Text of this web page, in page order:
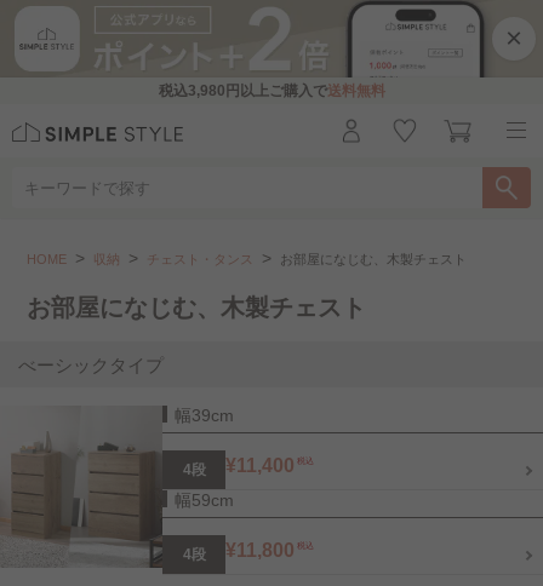
×
税込3,980円 以上ご購入で送料無料
HOME 収納 チェスト・タンス お部屋になじむ、木製チェスト
こちらをお探しですか？
幅30～40㎝
サイズ展開豊富なチェスト..
マットで高見えチェスト..
引き出しが多い チェスト..
お部屋になじむ、木製チェスト
べーシックタイプ
幅39cm
4段 ¥11,400 税込
幅59cm
4段 ¥11,800 税込